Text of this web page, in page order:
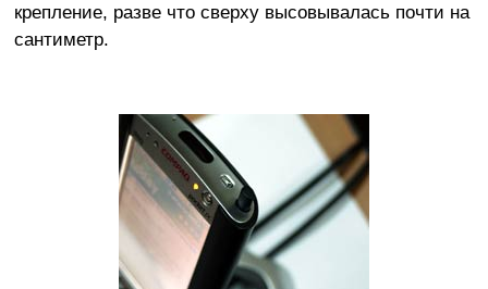
крепление, разве что сверху высовывалась почти на
сантиметр.